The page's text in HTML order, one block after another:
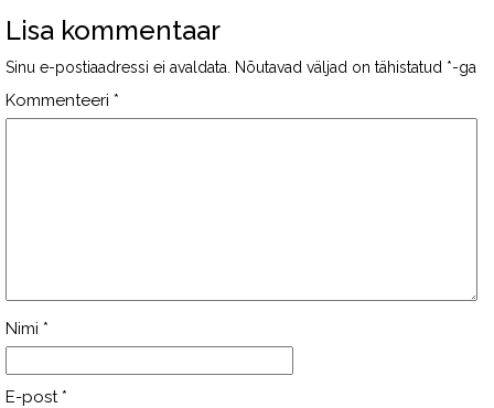
Lisa kommentaar
Sinu e-postiaadressi ei avaldata. Nõutavad väljad on tähistatud *-ga
Kommenteeri *
Nimi *
E-post *